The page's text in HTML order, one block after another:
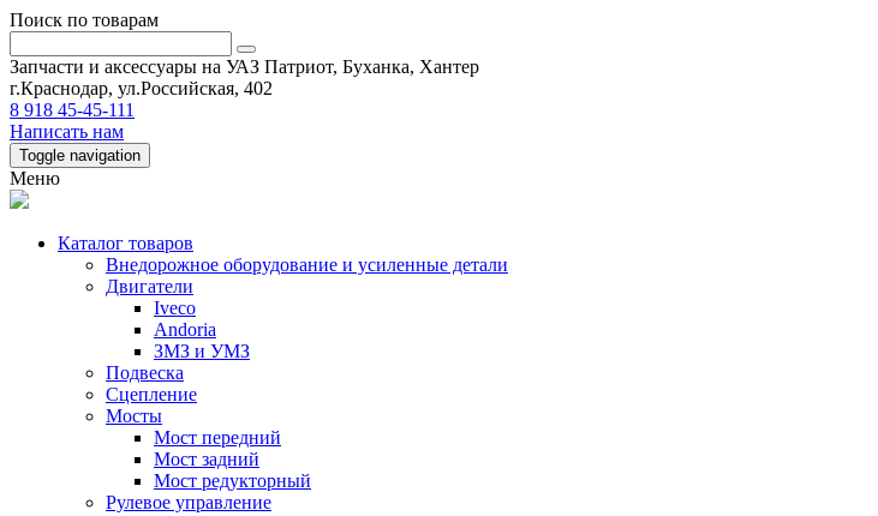
Поиск по товарам
Запчасти и аксессуары на УАЗ Патриот, Буханка, Хантер
г.Краснодар, ул.Российская, 402
8 918 45-45-111
Написать нам
Toggle navigation
Меню
Каталог товаров
Внедорожное оборудование и усиленные детали
Двигатели
Iveco
Andoria
ЗМЗ и УМЗ
Подвеска
Сцепление
Мосты
Мост передний
Мост задний
Мост редукторный
Рулевое управление